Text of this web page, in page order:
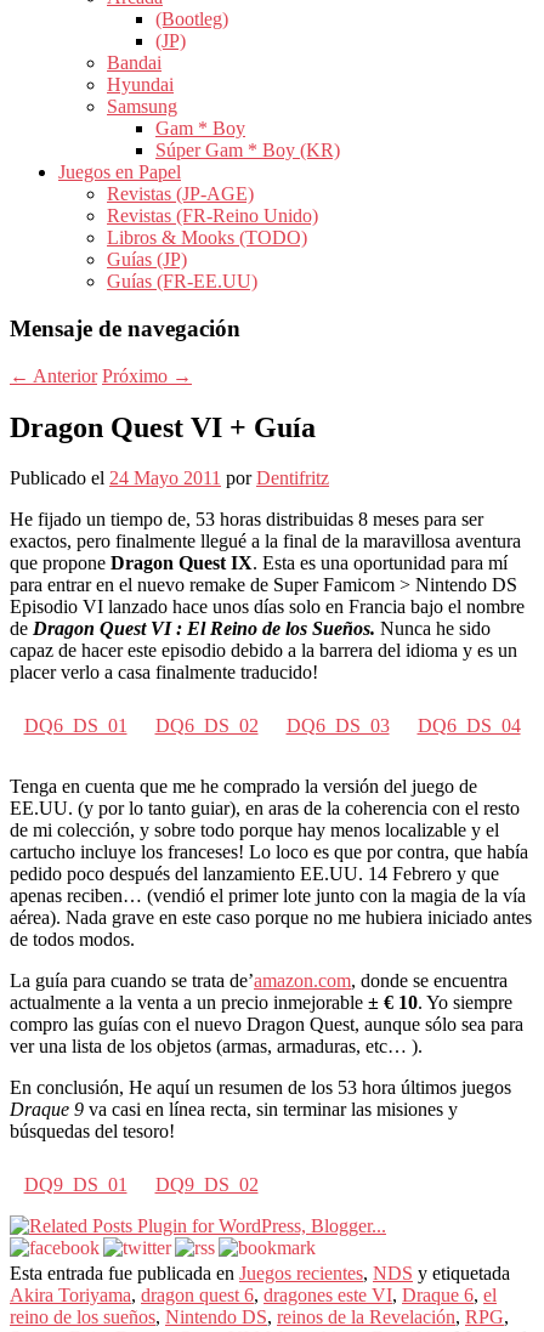
(Bootleg)
(JP)
Bandai
Hyundai
Samsung
Gam * Boy
Súper Gam * Boy (KR)
Juegos en Papel
Revistas (JP-AGE)
Revistas (FR-Reino Unido)
Libros & Mooks (TODO)
Guías (JP)
Guías (FR-EE.UU)
Mensaje de navegación
← Anterior Próximo →
Dragon Quest VI + Guía
Publicado el 24 Mayo 2011 porDentifritz
He fijado un tiempo de, 53 horas distribuidas 8 meses para ser
exactos, pero finalmente llegué a la final de la maravillosa aventura
que propone Dragon Quest IX. Esta es una oportunidad para mí
para entrar en el nuevo remake de Super Famicom > Nintendo DS
Episodio VI lanzado hace unos días solo en Francia bajo el nombre
de Dragon Quest VI : El Reino de los Sueños. Nunca he sido
capaz de hacer este episodio debido a la barrera del idioma y es un
placer verlo a casa finalmente traducido!
DQ6_DS_01 DQ6_DS_02 DQ6_DS_03 DQ6_DS_04
Tenga en cuenta que me he comprado la versión del juego de
EE.UU. (y por lo tanto guiar), en aras de la coherencia con el resto
de mi colección, y sobre todo porque hay menos localizable y el
cartucho incluye los franceses! Lo loco es que por contra, que había
pedido poco después del lanzamiento EE.UU. 14 Febrero y que
apenas reciben… (vendió el primer lote junto con la magia de la vía
aérea). Nada grave en este caso porque no me hubiera iniciado antes
de todos modos.
La guía para cuando se trata de’amazon.com, donde se encuentra
actualmente a la venta a un precio inmejorable ± € 10. Yo siempre
compro las guías con el nuevo Dragon Quest, aunque sólo sea para
ver una lista de los objetos (armas, armaduras, etc… ).
En conclusión, He aquí un resumen de los 53 hora últimos juegos
Draque 9 va casi en línea recta, sin terminar las misiones y
búsquedas del tesoro!
DQ9_DS_01 DQ9_DS_02
Esta entrada fue publicada en Juegos recientes, NDS y etiquetada
Akira Toriyama, dragon quest 6, dragones este VI, Draque 6, el
reino de los sueños, Nintendo DS, reinos de la Revelación, RPG,